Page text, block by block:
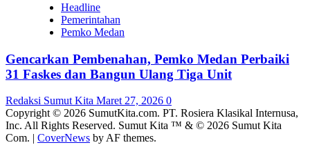
Headline
Pemerintahan
Pemko Medan
Gencarkan Pembenahan, Pemko Medan Perbaiki
31 Faskes dan Bangun Ulang Tiga Unit
Redaksi Sumut Kita Maret 27, 2026 0
Copyright © 2026 SumutKita.com. PT. Rosiera Klasikal Internusa,
Inc. All Rights Reserved. Sumut Kita ™ & © 2026 Sumut Kita
Com. | CoverNews by AF themes.